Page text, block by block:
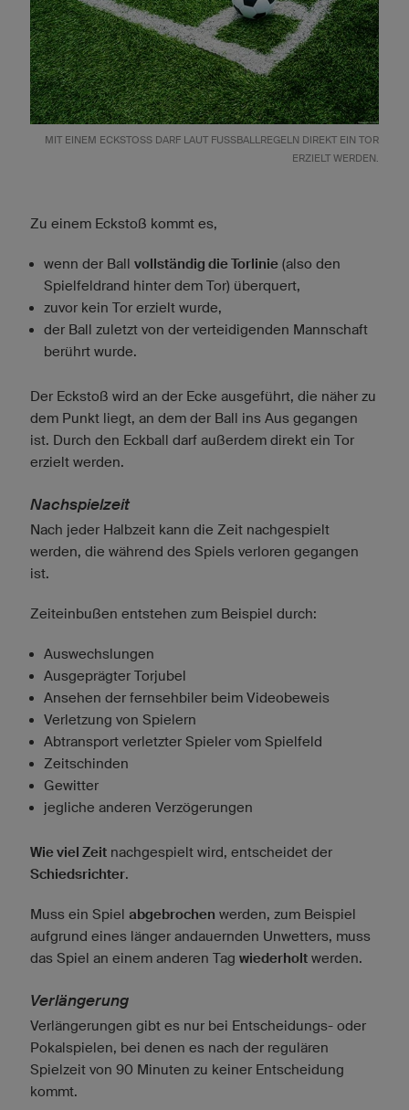
MIT EINEM ECKSTOSS DARF LAUT FUSSBALLREGELN DIREKT EIN TOR ER
ZIELT WERDEN.
Zu einem Eckstoß kommt es,
wenn der Ball vollständig die Torlinie (also den
Spielfeldrand hinter dem Tor) überquert,
zuvor kein Tor erzielt wurde,
der Ball zuletzt von der verteidigenden Mannschaft
berührt wurde.
Der Eckstoß wird an der Ecke ausgeführt, die näher zu
dem Punkt liegt, an dem der Ball ins Aus gegangen
ist. Durch den Eckball darf außerdem direkt ein Tor
erzielt werden.
Nachspielzeit
Nach jeder Halbzeit kann die Zeit nachgespielt
werden, die während des Spiels verloren gegangen
ist.
Zeiteinbußen entstehen zum Beispiel durch:
Auswechslungen
Ausgeprägter Torjubel
Ansehen der fernsehbiler beim Videobeweis
Verletzung von Spielern
Abtransport verletzter Spieler vom Spielfeld
Zeitschinden
Gewitter
jegliche anderen Verzögerungen
Wie viel Zeit nachgespielt wird, entscheidet der
Schiedsrichter.
Muss ein Spiel abgebrochen werden, zum Beispiel
aufgrund eines länger andauernden Unwetters, muss
das Spiel an einem anderen Tag wiederholt werden.
Verlängerung
Verlängerungen gibt es nur bei Entscheidungs- oder
Pokalspielen, bei denen es nach der regulären
Spielzeit von 90 Minuten zu keiner Entscheidung
kommt.